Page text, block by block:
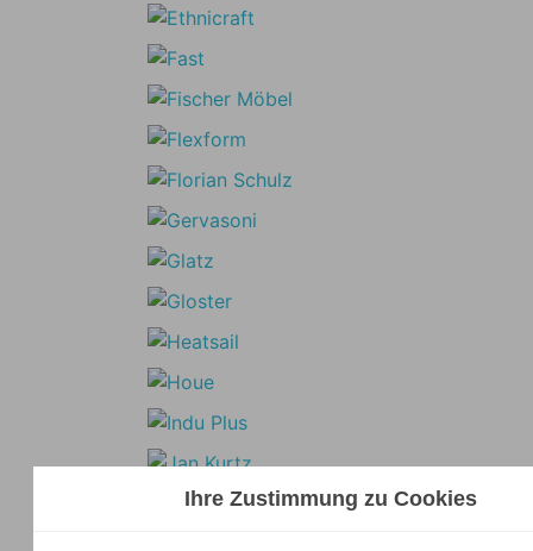
Ihre Zustimmung zu Cookies